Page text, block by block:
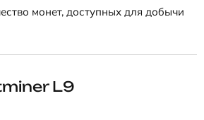
монет, доступных для добычи
L9